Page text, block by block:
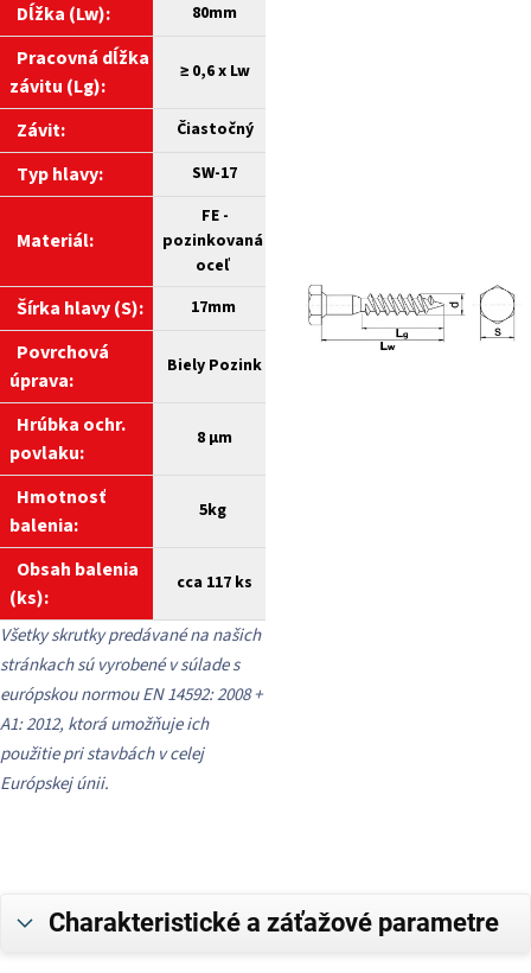
Dĺžka (Lw): 80mm
Pracovná dĺžka
závitu (Lg):
≥ 0,6 x Lw
Závit: Čiastočný
Typ hlavy: SW-17
Materiál:
FE -
pozinkovaná
oceľ
Šírka hlavy (S): 17mm
Povrchová
úprava:
Biely Pozink
Hrúbka ochr.
povlaku:
8 µm
Hmotnosť
balenia:
5kg
Obsah balenia
(ks):
cca 117 ks
Všetky skrutky predávané na našich
stránkach sú vyrobené v súlade s
európskou normou EN 14592: 2008 +
A1: 2012, ktorá umožňuje ich
použitie pri stavbách v celej
Európskej únii.
Charakteristické a záťažové parametre